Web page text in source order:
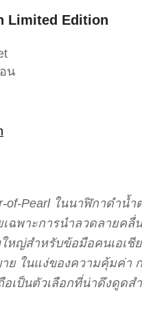
Limited Edition
น
of-Pearl ในนาฬิกาดำน้
เฉพาะการนำลวดลายค
หญ่สำหรับข้อมือคนเอเ
ย ในแง่ของความคุ้มค่า
เป็นตัวเลือกที่น่าดึงดูด